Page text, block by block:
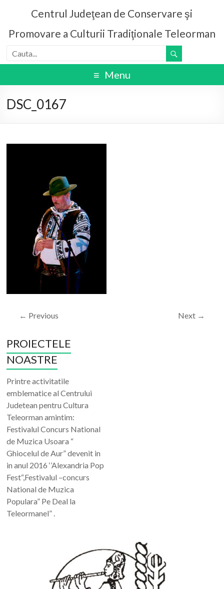
Centrul Judeţean de Conservare şi
Promovare a Culturii Tradiţionale Teleorman
Menu
DSC_0167
← Previous Next →
PROIECTELE
NOASTRE
Printre activitatile
emblematice al Centrului
Judetean pentru Cultura
Teleorman amintim:
Festivalul Concurs National
de Muzica Usoara “
Ghiocelul de Aur” devenit in
in anul 2016 ‘’Alexandria Pop
Fest“,Festivalul –concurs
National de Muzica
Populara” Pe Deal la
Teleormanel” .